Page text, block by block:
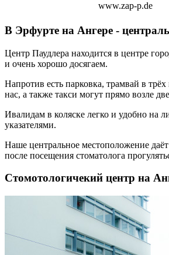
www.zap-p.de
В Эрфурте на Ангере -
Центр Паудлера находится в центре
и очень хорошо досягаем.
Напротив есть парковка, трамвай в
нас, а также такси могут прямо возле
Ивалидам в коляске легко и удобно на
указателями.
Наше центральное местоположение
после посещения стоматолога
Стомотологичекий центр на